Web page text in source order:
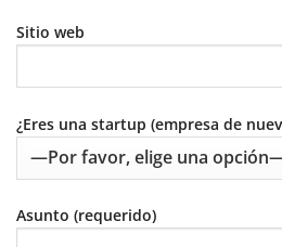
Sitio web
¿Eres una startup (empresa de
Asunto (requerido)